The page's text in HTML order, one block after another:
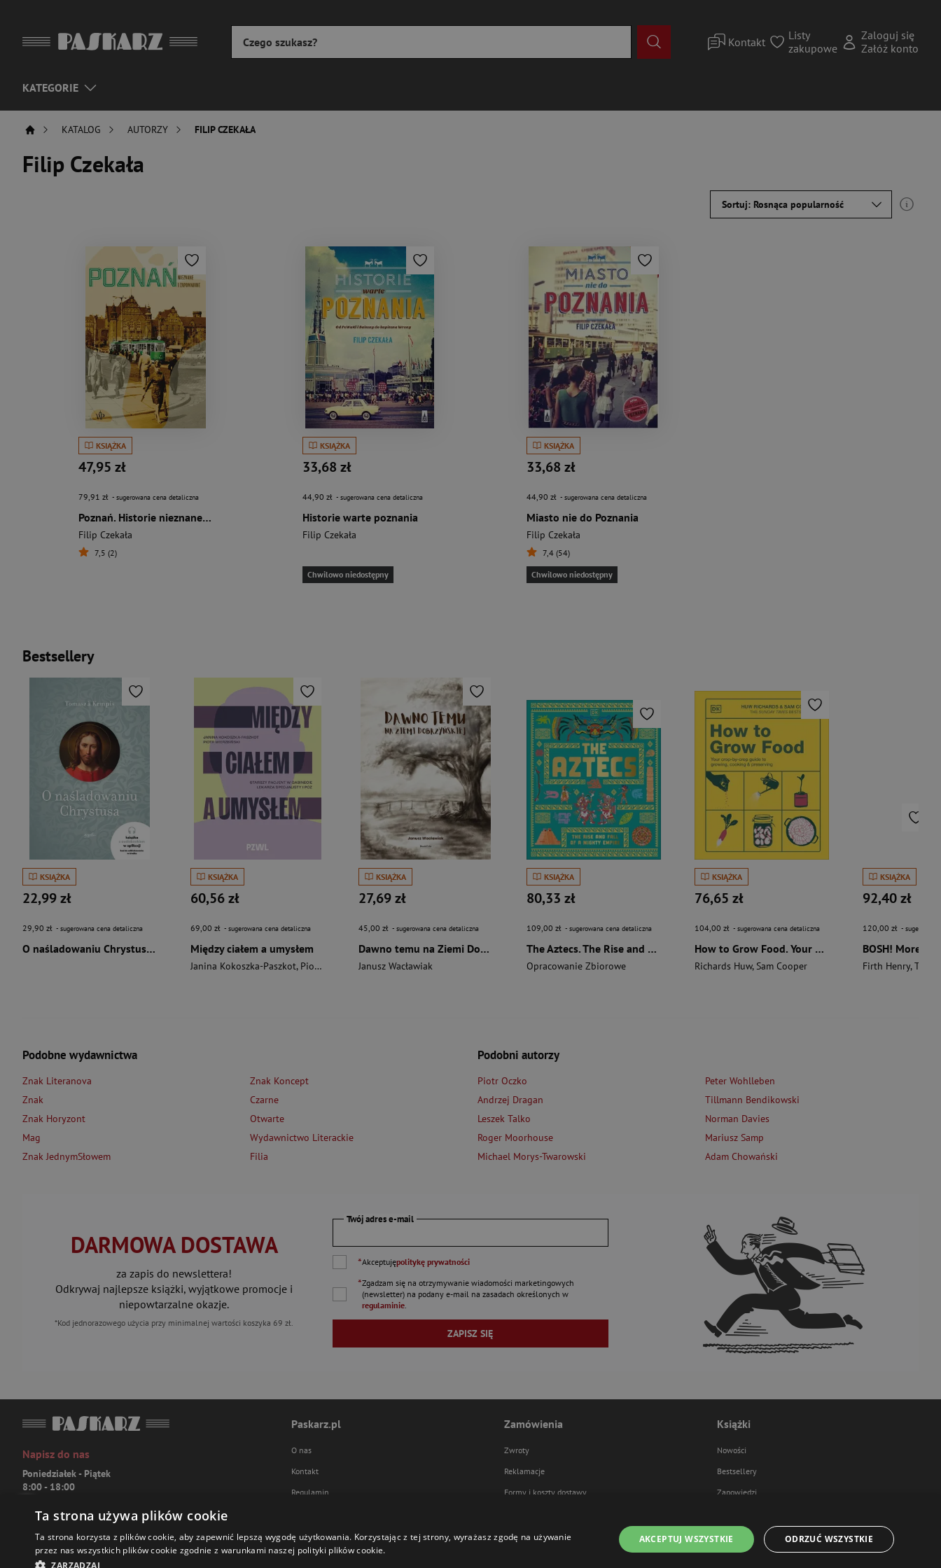
Kontakt
Listy
zakupowe
Zaloguj się
Załóż konto
KATEGORIE
KATALOG AUTORZY FILIP CZEKAŁA
Filip Czekała
Sortuj: Rosnąca popularność
KSIĄŻKA
47,95 zł
79,91 zł - sugerowana cena detaliczna
Poznań. Historie nieznane i zapomniane
Filip Czekała
7,5 (2)
KSIĄŻKA
33,68 zł
44,90 zł - sugerowana cena detaliczna
Historie warte poznania
Filip Czekała
Chwilowo niedostępny
KSIĄŻKA
33,68 zł
44,90 zł - sugerowana cena detaliczna
Miasto nie do Poznania
Filip Czekała
7,4 (54)
Chwilowo niedostępny
Bestsellery
KSIĄŻKA
22,99 zł
29,90 zł - sugerowana cena detaliczna
O naśladowaniu Chrystusa wyd. 2026
KSIĄŻKA
60,56 zł
69,00 zł - sugerowana cena detaliczna
Między ciałem a umysłem
Janina Kokoszka-Paszkot, Piotr Wierzbiński
KSIĄŻKA
27,69 zł
45,00 zł - sugerowana cena detaliczna
Dawno temu na Ziemi Dobrzyńskiej
Janusz Wacławiak
KSIĄŻKA
80,33 zł
109,00 zł - sugerowana cena detaliczna
The Aztecs. The Rise and Fall of a Mighty Empire
Opracowanie Zbiorowe
KSIĄŻKA
76,65 zł
104,00 zł - sugerowana cena detaliczna
How to Grow Food. Your Crop-by-Crop Guide to Growing, Cooking, & Preserving
Richards Huw, Sam Cooper
KSIĄŻKA
92,40 zł
120,00 zł -
Firth Henry,
Podobne wydawnictwa
Znak Literanova
Znak
Znak Horyzont
Mag
Znak JednymSłowem
Znak Koncept
Czarne
Otwarte
Wydawnictwo Literackie
Filia
Podobni autorzy
Piotr Oczko
Andrzej Dragan
Leszek Talko
Roger Moorhouse
Michael Morys-Twarowski
Peter Wohlleben
Tillmann Bendikowski
Norman Davies
Mariusz Samp
Adam Chowański
DARMOWA DOSTAWA
za zapis do newslettera!
Odkrywaj najlepsze książki, wyjątkowe promocje i
niepowtarzalne okazje.
*Kod jednorazowego użycia przy minimalnej wartości koszyka 69 zł.
Twój adres e-mail
*Akceptujępolitykę prywatności
*Zgadzam się na otrzymywanie wiadomości marketingowych
(newsletter) na podanye-mail na zasadach określonych w
regulaminie
ZAPISZ SIĘ
Napisz do nas
Poniedziałek - Piątek
8:00 - 18:00
Bądź z nami na bieżąco
Paskarz.pl
O nas
Kontakt
Regulamin
FAQ
Zamówienia
Zwroty
Reklamacje
Formy i koszty dostawy
Książki
Nowości
Bestsellery
Zapowiedzi
Ta strona używa plików cookie
Ta strona korzysta z plików cookie, aby zapewnić lepszą wygodę użytkowania. Korzystając z tej strony, wyrażasz zgodę na używanie
przez nas wszystkich plików cookie zgodnie z warunkami naszej polityki plików cookie.
ZARZĄDZAJ
AKCEPTUJ WSZYSTKIE ODRZUĆ WSZYSTKIE